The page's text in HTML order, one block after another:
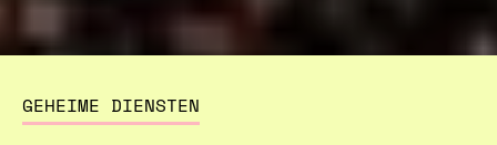
GEHEIME DIENSTEN